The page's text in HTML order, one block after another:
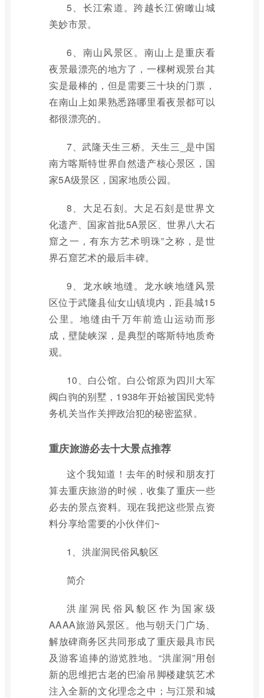
5、长江索道。跨越长江俯瞰山城
美妙市景。
6、南山风景区。南山上是重庆看
夜景最漂亮的地方了，一棵树观景台其
实是最棒的，但是需要三十块的门票，
在南山上如果熟悉路哪里看夜景都可以
都很漂亮的。
7、武隆天生三桥。天生三_是中国
南方喀斯特世界自然遗产核心景区，国
家5A级景区，国家地质公园。
8、大足石刻。大足石刻是世界文
化遗产、国家首批5A景区、世界八大石
窟之一，有东方艺术明珠”之称，是世
界石窟艺术的最后丰碑。
9、龙水峡地缝。龙水峡地缝风景
区位于武隆县仙女山镇境内，距县城15
公里。地缝由千万年前造山运动而形
成，壁陡峡深，是典型的喀斯特地质奇
观。
10、白公馆。白公馆原为四川大军
阀白驹的别墅，1938年开始被国民党特
务机关当作关押政治犯的秘密监狱。
重庆旅游必去十大景点推荐
这个我知道！去年的时候和朋友打
算去重庆旅游的时候，收集了重庆一些
必去的景点资料。现在我把这些景点资
料分享给需要的小伙伴们~
1、洪崖洞民俗风貌区
简介
洪崖洞民俗风貌区作为国家级
AAAA旅游风景区。他与朝天门广场、
解放碑商务区共同形成了重庆最具市民
及游客追捧的游览胜地。“洪崖洞”用创
新的思维把古老的巴渝吊脚楼建筑艺术
注入全新的文化理念之中；与江景和城